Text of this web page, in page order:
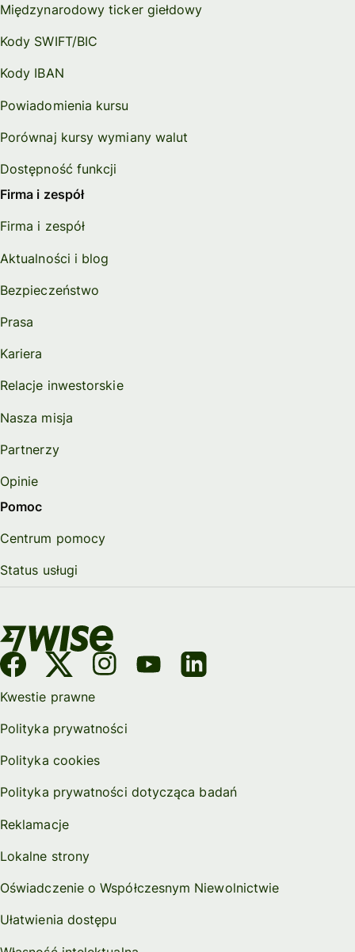
Międzynarodowy ticker giełdowy
Kody SWIFT/BIC
Kody IBAN
Powiadomienia kursu
Porównaj kursy wymiany walut
Dostępność funkcji
Firma i zespół
Firma i zespół
Aktualności i blog
Bezpieczeństwo
Prasa
Kariera
Relacje inwestorskie
Nasza misja
Partnerzy
Opinie
Pomoc
Centrum pomocy
Status usługi
Kwestie prawne
Polityka prywatności
Polityka cookies
Polityka prywatności dotycząca badań
Reklamacje
Lokalne strony
Oświadczenie o Współczesnym Niewolnictwie
Ułatwienia dostępu